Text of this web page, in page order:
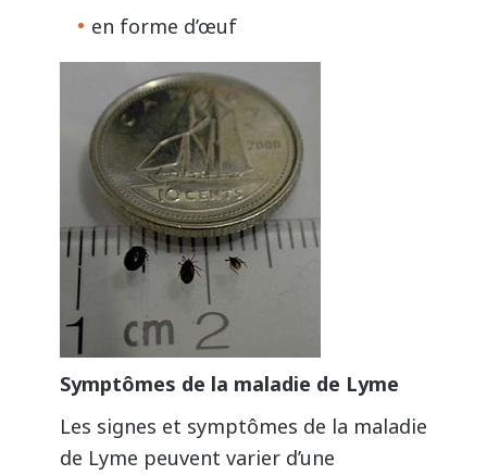
en forme d’œuf
Symptômes de la maladie de Lyme
Les signes et symptômes de la maladie
de Lyme peuvent varier d’une